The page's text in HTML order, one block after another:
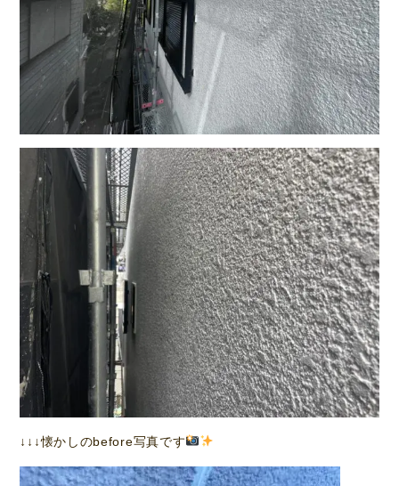
↓↓↓懐かしのbefore写真です